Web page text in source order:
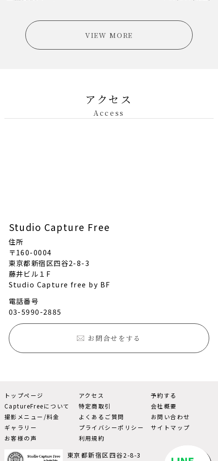
VIEW MORE
アクセス
Access
Studio Capture Free
住所
〒160-0004
東京都新宿区四谷2-8-3
藤井ビル１F
Studio Capture free by BF
電話番号
03-5990-2885
お問合せをする
トップページ
CaptureFreeについて
撮影メニュー/料金
ギャラリー
お客様の声
アクセス
特定商取引
よくあるご質問
プライバシーポリシー
利用規約
予約する
会社概要
お問い合わせ
サイトマップ
東京都新宿区四谷2-8-3